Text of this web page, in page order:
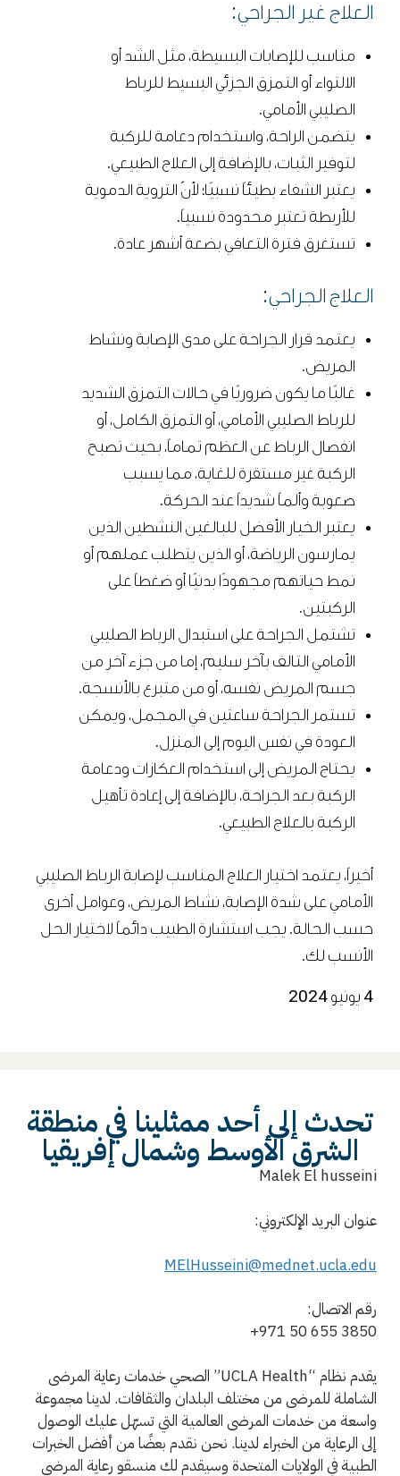
العلاج غير الجراحي:
مناسب للإصابات البسيطة، مثل الشد أو
الالتواء أو التمزق الجزئي البسيط للرباط
الصليبي الأمامي.
يتضمن الراحة، واستخدام دعامة للركبة
لتوفير الثبات، بالإضافة إلى العلاج الطبيعي.
يعتبر الشفاء بطيئاً نسبيًا؛ لأنّ التروية الدموية
للأربطة تعتبر محدودة نسبياً.
تستغرق فترة التعافي بضعة أشهر عادة.
العلاج الجراحي:
يعتمد قرار الجراحة على مدى الإصابة ونشاط
المريض.
غالبًا ما يكون ضروريًا في حالات التمزق الشديد
للرباط الصليبي الأمامي، أو التمزق الكامل، أو
انفصال الرباط عن العظم تماماً، بحيث تصبح
الركبة غير مستقرة للغاية، مما يسبب
صعوبة وألماً شديداً عند الحركة.
يعتبر الخيار الأفضل للبالغين النشطين الذين
يمارسون الرياضة، أو الذين يتطلب عملهم أو
نمط حياتهم مجهودًا بدنيًا أو ضغطاً على
الركبتين.
تشتمل الجراحة على استبدال الرباط الصليبي
الأمامي التالف بآخر سليم، إما من جزء آخر من
جسم المريض نفسه، أو من متبرع بالأنسجة.
تستمر الجراحة ساعتين في المجمل، ويمكن
العودة في نفس اليوم إلى المنزل.
يحتاج المريض إلى استخدام العكازات ودعامة
الركبة بعد الجراحة، بالإضافة إلى إعادة تأهيل
الركبة بالعلاج الطبيعي.
أخيراً، يعتمد اختيار العلاج المناسب لإصابة الرباط الصليبي
الأمامي على شدة الإصابة، نشاط المريض، وعوامل أخرى
حسب الحالة. يجب استشارة الطبيب دائماً لاختيار الحل
الأنسب لك.
4 يونيو 2024
تحدث إلى أحد ممثلينا في منطقة
الشرق الأوسط وشمال إفريقيا
Malek El husseini
عنوان البريد الإلكتروني:
MElHusseini@mednet.ucla.edu
رقم الاتصال:
+971 50 655 3850
يقدم نظام “UCLA Health” الصحي خدمات رعاية المرضى
الشاملة للمرضى من مختلف البلدان والثقافات. لدينا مجموعة
واسعة من خدمات المرضى العالمية التي تسهّل عليك الوصول
إلى الرعاية من الخبراء لدينا. نحن نقدم بعضًا من أفضل الخبرات
الطبية في الولايات المتحدة وسيقدم لك منسقو رعاية المرضى